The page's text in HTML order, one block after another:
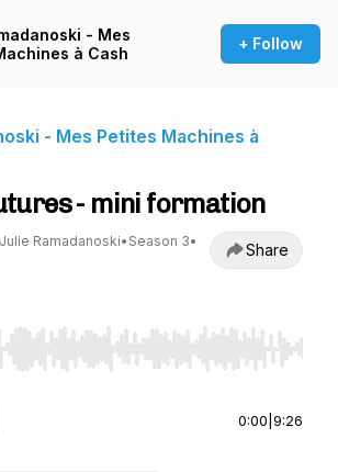
- Mes
à Cash
+ Follow
- Mes Petites Machines à
- mini formation
Julie Ramadanoski• Season 3•
Share
Left/Right to seek, Home/End to jump to
0:00 9:26